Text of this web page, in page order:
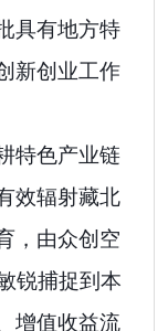
具有地方特
新创业工作
特色产业链
效辐射藏北
， 由众创空
锐捕捉到本
增值收益流